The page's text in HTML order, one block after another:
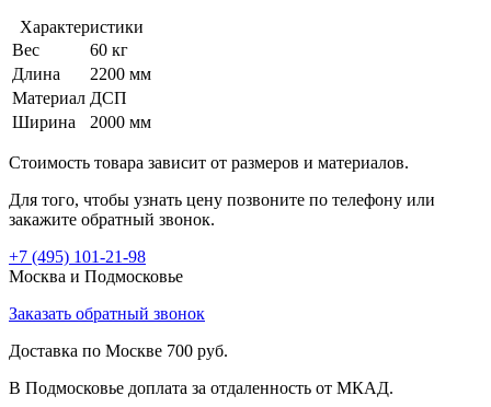
Характеристики
Вес
60 кг
Длина
2200 мм
Материал ДСП
Ширина
2000 мм
Стоимость товара зависит от размеров и материалов.
Для того, чтобы узнать цену позвоните по телефону или
закажите обратный звонок.
+7 (495) 101-21-98
Москва и Подмосковье
Заказать обратный звонок
Доставка по Москве 700 руб.
В Подмосковье доплата за отдаленность от МКАД.